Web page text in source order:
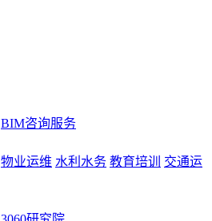
BIM咨询服务
物业运维 水利水务 教育培训
交通运